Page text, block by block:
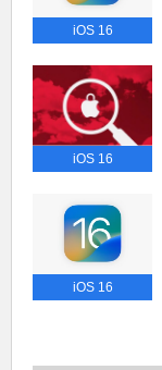
iOS 16
iOS 16
iOS 16